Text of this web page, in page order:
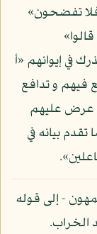
تفضحون»
في إيوائهم «أ
فيهم و تدافع
عرض عليهم
بيانه في
- إلى قوله
الخراب.